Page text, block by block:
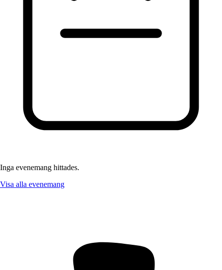
Inga evenemang hittades.
Visa alla evenemang